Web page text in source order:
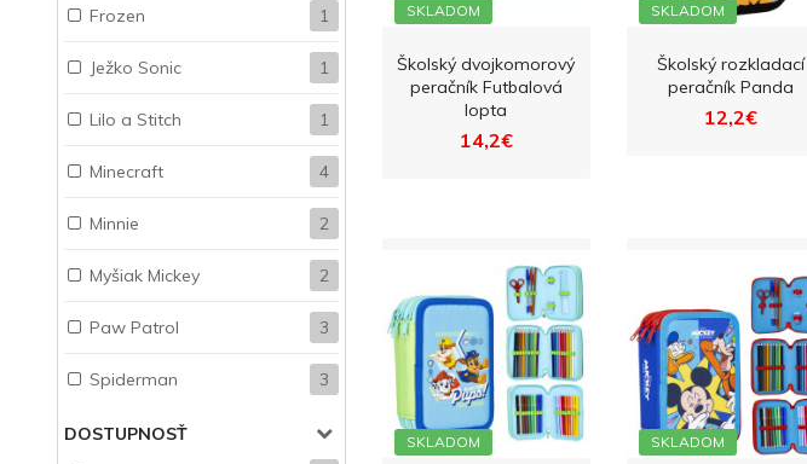
Frozen 1
Ježko Sonic 1
Lilo a Stitch 1
Minecraft 4
Minnie 2
Myšiak Mickey 2
Paw Patrol 3
Spiderman 3
DOSTUPNOSŤ
SKLADOM
Školský dvojkomorový
peračník Futbalová
lopta
14,2€
SKLADOM
Školský rozkladací
peračník Panda
12,2€
SKLADOM SKLADOM